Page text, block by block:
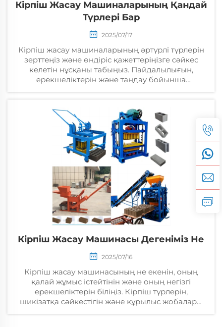
Кірпіш Жасау Машиналарының Қандай
Түрлері Бар
2025/07/17
Кірпіш жасау машиналарының әртүрлі түрлерін
зерттеңіз және өндіріс қажеттеріңізге сәйкес
келетін нұсқаны табыңыз. Пайдалылығын,
ерекшеліктерін және таңдау бойынша
Кірпіш Жасау Машинасы Дегеніміз Не
2025/07/16
Кірпіш жасау машинасының не екенін, оның
қалай жұмыс істейтінін және оның негізгі
ерекшеліктерін біліңіз. Кірпіш түрлерін,
шикізатқа сәйкестігін және құрылыс жобалары